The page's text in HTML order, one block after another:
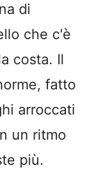
di
che c'è
costa. Il
fatto
arroccati
un ritmo
più.